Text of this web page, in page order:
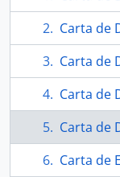
Carta de
Carta de
Carta de
Carta de
Carta de